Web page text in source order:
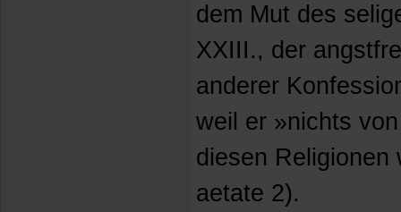
dem Mut des
XXIII., der
anderer
weil er »nichts
diesen Religionen
aetate 2).